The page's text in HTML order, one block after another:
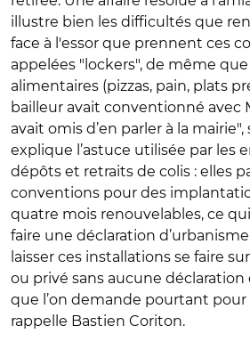
illustre bien les difficultés que
face à l'essor que prennent ces
appelées "lockers", de même
alimentaires (pizzas, pain, plats
bailleur avait conventionné avec
avait omis d’en parler à la mairie",
explique l’astuce utilisée par les
dépôts et retraits de colis : elles
conventions pour des
quatre mois renouvelables, ce
faire une déclaration
laisser ces installations se faire
ou privé sans aucune déclaration
que l’on demande pourtant pour
rappelle Bastien Coriton.